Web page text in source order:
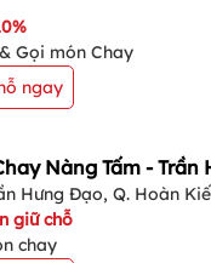
Gọi món Chay
ngay
Nàng Tấm - Trần
Hưng Đạo, Q. Hoàn
giữ chỗ
chay